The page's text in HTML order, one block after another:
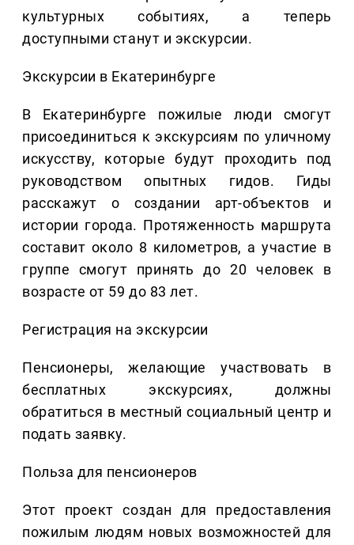
культурных событиях, а теперь
доступными станут и экскурсии.
Экскурсии в Екатеринбурге
В Екатеринбурге пожилые люди смогут
присоединиться к экскурсиям по уличному
искусству, которые будут проходить под
руководством опытных гидов. Гиды
расскажут о создании арт-объектов и
истории города. Протяженность маршрута
составит около 8 километров, а участие в
группе смогут принять до 20 человек в
возрасте от 59 до 83 лет.
Регистрация на экскурсии
Пенсионеры, желающие участвовать в
бесплатных экскурсиях, должны
обратиться в местный социальный центр и
подать заявку.
Польза для пенсионеров
Этот проект создан для предоставления
пожилым людям новых возможностей для